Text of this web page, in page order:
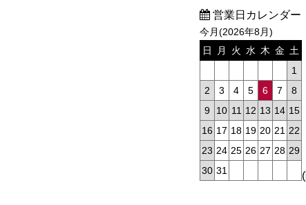
営業日カレンダー
今月(2026年8月)
日
月 火 水 木 金 土
1
2
3 4 5 6 7
8
9
10 11 12 13 14 15
16 17 18 19 20 21 22
23 24 25 26 27 28 29
30 31 (